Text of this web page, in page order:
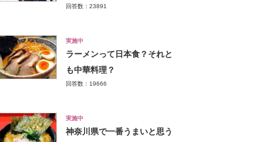
回答数：23891
実施中
ラーメンって日本食？それと
も中華料理？
回答数：19666
実施中
神奈川県で一番うまいと思う